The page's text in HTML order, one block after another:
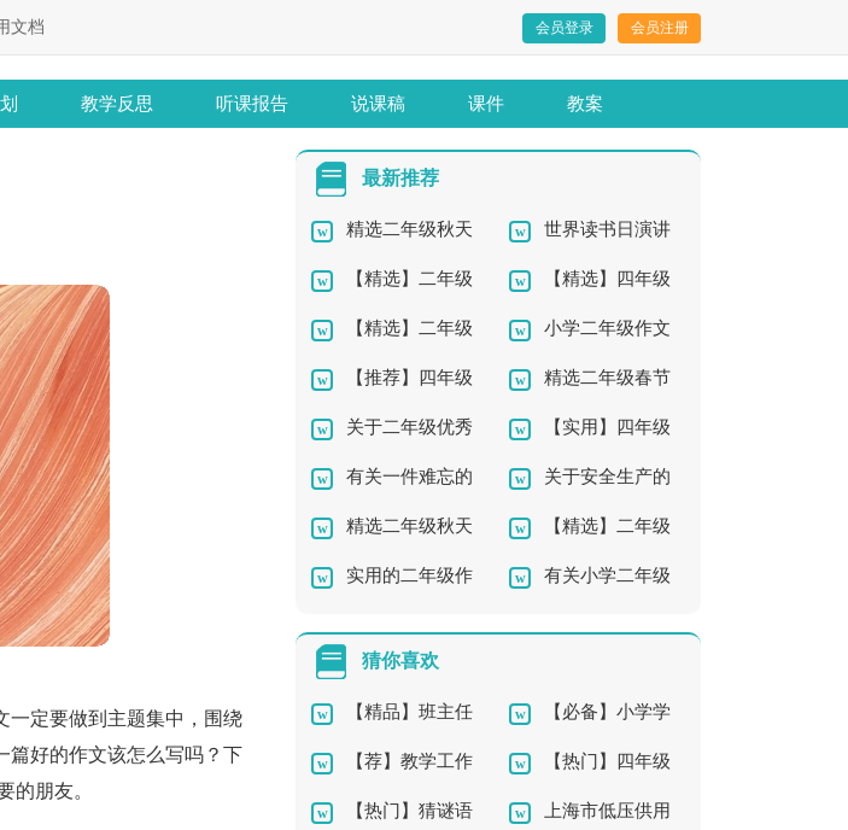
文档 会员登录 会员注册
教学反思 听课报告 说课稿 课件 教案
一定要做到主题集中，围绕
篇好的作文该怎么写吗？下
的朋友。
最新推荐
精选二年级秋天
作文300字10篇
世界读书日演讲
稿模板集合九篇
【精选】二年级
作文集合五篇
【精选】四年级
过年作文300字汇总10
篇
【精选】二年级
优秀作文300字9篇
小学二年级作文
300字集锦八篇
【推荐】四年级
愿望的作文300字合集
6篇
精选二年级春节
的作文合集七篇
关于二年级优秀
作文合集8篇
【实用】四年级
生命的作文六篇
有关一件难忘的
事四年级作文合集八
篇
关于安全生产的
演讲稿模板汇编六篇
精选二年级秋天
作文汇编9篇
【精选】二年级
秋天作文300字10篇
实用的二年级作 有关小学二年级
猜你喜欢
【精品】班主任
工作总结汇编九篇
【必备】小学学
校校本教研工作计划3
篇
【荐】教学工作
计划
【热门】四年级
的作文300字锦集六篇
【热门】猜谜语 上海市低压供用